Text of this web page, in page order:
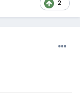
2